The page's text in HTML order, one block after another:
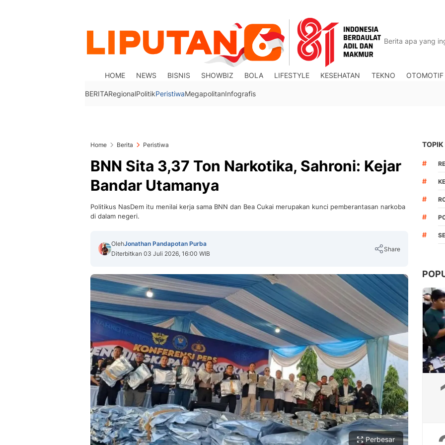
HOME NEWS BISNIS SHOWBIZ BOLA LIFESTYLE KESEHATAN TEKNO OTOMOTIF
BERITARegionalPolitikPeristiwaMegapolitanInfografis
Home Berita Peristiwa
BNN Sita 3,37 Ton Narkotika, Sahroni: Kejar
Bandar Utamanya
Politikus NasDem itu menilai kerja sama BNN dan Bea Cukai merupakan kunci pemberantasan narkoba
di dalam negeri.
OlehJonathan Pandapotan Purba
Diterbitkan 03 Juli 2026, 16:00 WIB
Share
Copy Link
Perbesar
TOPIK
#
#
#
#
#